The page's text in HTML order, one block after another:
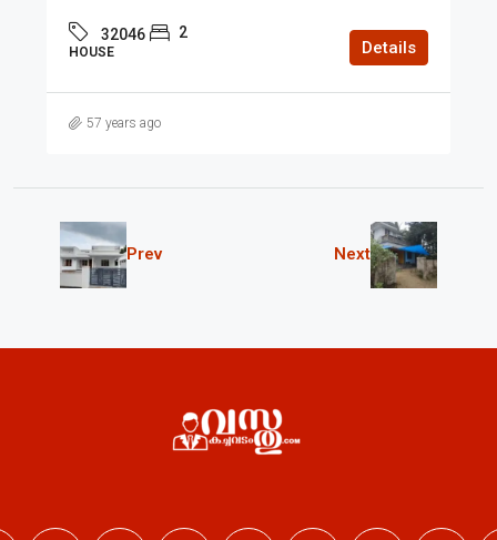
32046 2
HOUSE Details
57 years ago
Prev Next